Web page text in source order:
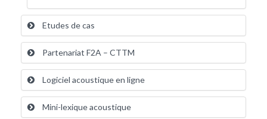
Etudes de cas
Partenariat F2A – CTTM
Logiciel acoustique en ligne
Mini-lexique acoustique